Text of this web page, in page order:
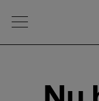
Open Menu